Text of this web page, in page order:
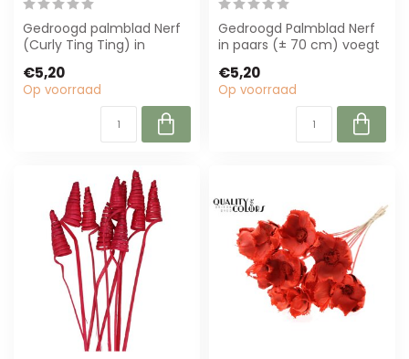
Gedroogd palmblad Nerf
(Curly Ting Ting) in
duurzaam decor...
€5,20
Op voorraad
Gedroogd Palmblad Nerf
in paars (± 70 cm) voegt
toe aan...
€5,20
Op voorraad